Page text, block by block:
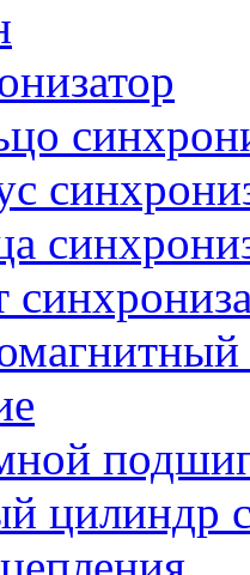
цилиндр